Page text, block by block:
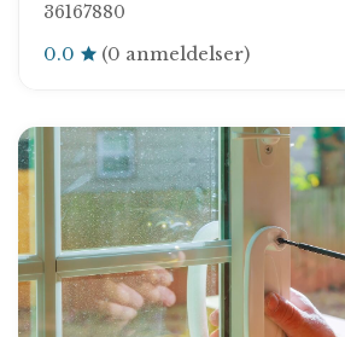
36167880
0.0 (0 anmeldelser)